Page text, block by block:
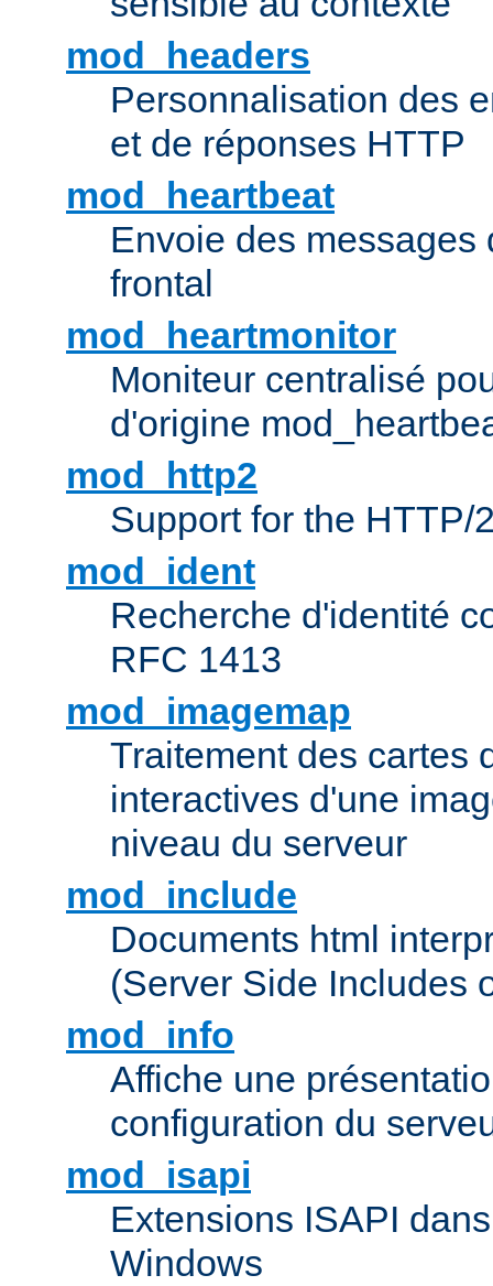
mod_headers
Personnalisation des
et de réponses HTTP
mod_heartbeat
Envoie des messages
frontal
mod_heartmonitor
Moniteur centralisé
d'origine
mod_http2
Support for the HTTP/
mod_ident
Recherche d'identité
RFC 1413
mod_imagemap
Traitement des cartes
interactives d'une
niveau du serveur
mod_include
Documents html
(Server Side Includes
mod_info
Affiche une
configuration du
mod_isapi
Extensions ISAPI
Windows